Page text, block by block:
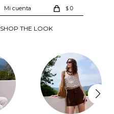
SHOP THE LOOK
$ 0